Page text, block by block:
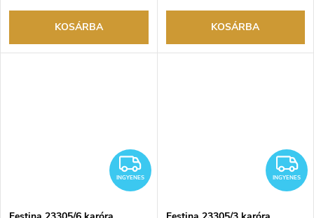
KOSÁRBA KOSÁRBA
INGYENES
INGYENES INGYENES